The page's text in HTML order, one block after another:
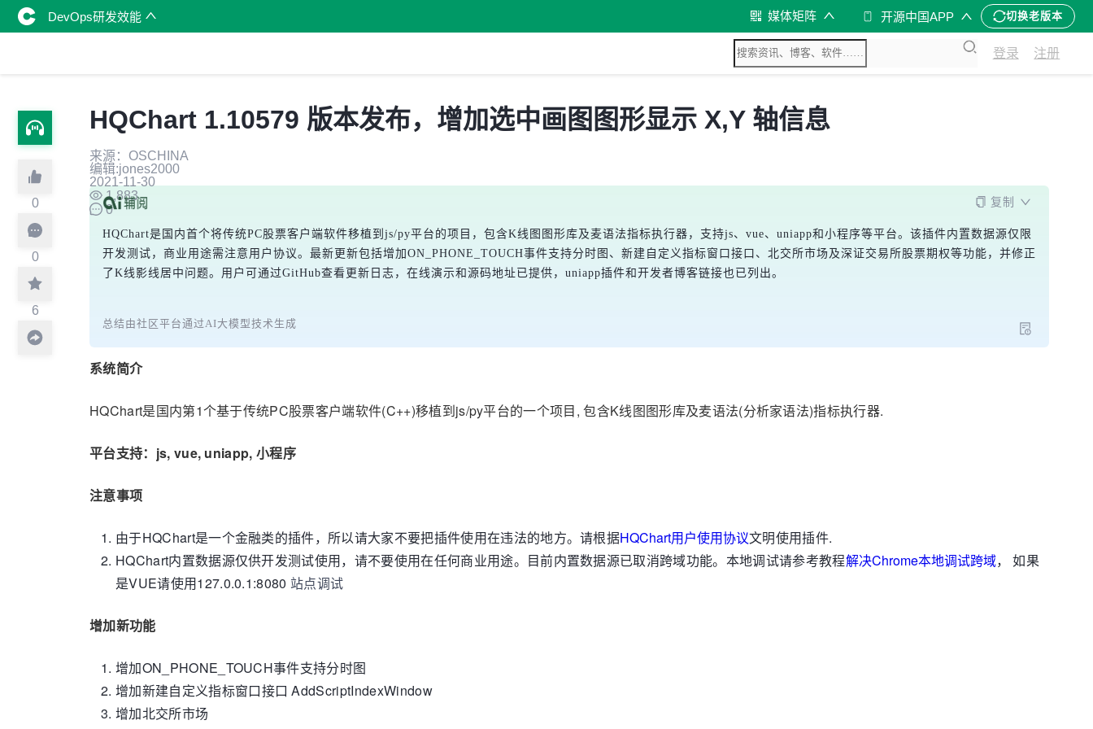
DevOps研发效能 媒体矩阵 开源中国APP 切换老版本
登录 注册
0
0
6
HQChart 1.10579 版本发布，增加选中画图图形显示 X,Y 轴信息
来源：OSCHINA
编辑:jones2000
2021-11-30
1,883
0
复制
HQChart是国内首个将传统PC股票客户端软件移植到js/py平台的项目，包含K线图图形库及麦语法指标执行器，支持js、vue、uniapp和小程序等平台。该插件内置数据源仅限
开发测试，商业用途需注意用户协议。最新更新包括增加ON_PHONE_TOUCH事件支持分时图、新建自定义指标窗口接口、北交所市场及深证交易所股票期权等功能，并修正
了K线影线居中问题。用户可通过GitHub查看更新日志，在线演示和源码地址已提供，uniapp插件和开发者博客链接也已列出。
总结由社区平台通过AI大模型技术生成
系统简介
HQChart是国内第1个基于传统PC股票客户端软件(C++)移植到js/py平台的一个项目, 包含K线图图形库及麦语法(分析家语法)指标执行器.
平台支持：js, vue, uniapp, 小程序
注意事项
由于HQChart是一个金融类的插件，所以请大家不要把插件使用在违法的地方。请根据HQChart用户使用协议文明使用插件.
HQChart内置数据源仅供开发测试使用，请不要使用在任何商业用途。目前内置数据源已取消跨域功能。本地调试请参考教程解决Chrome本地调试跨域， 如果
是VUE请使用127.0.0.1:8080 站点调试
增加新功能
增加ON_PHONE_TOUCH事件支持分时图
增加新建自定义指标窗口接口 AddScriptIndexWindow
增加北交所市场